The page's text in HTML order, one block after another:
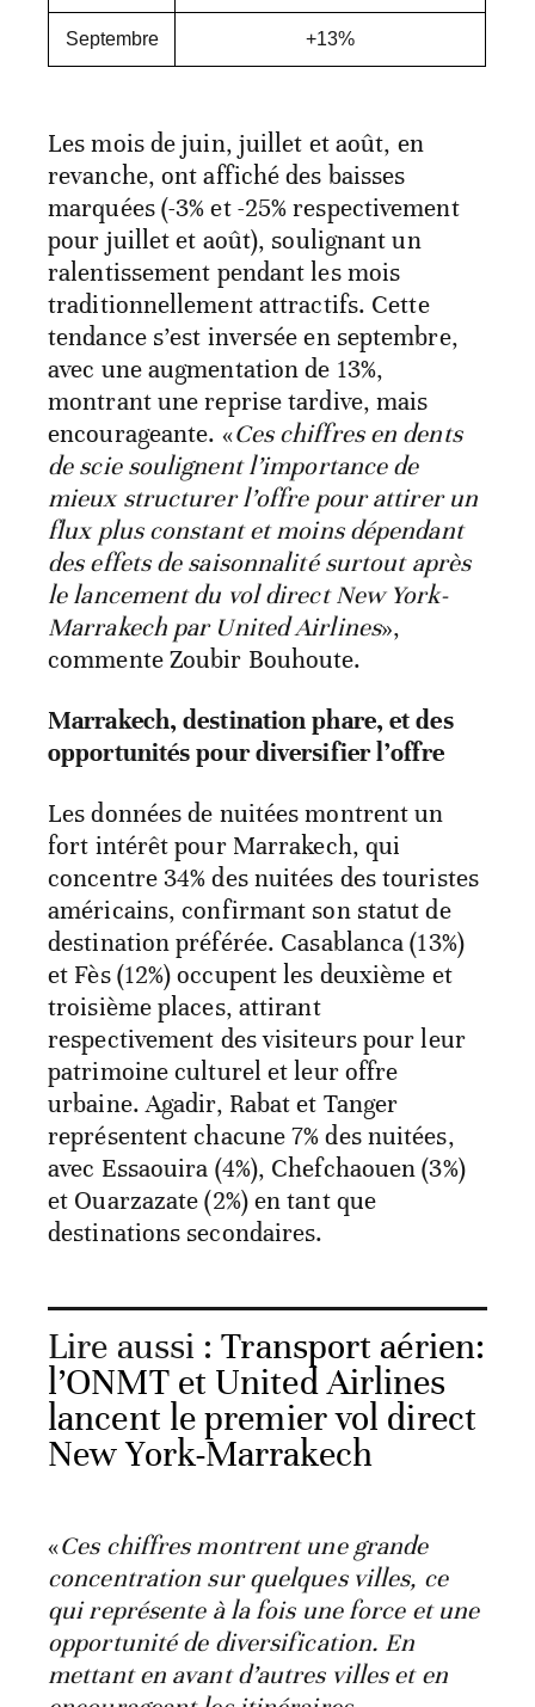
Septembre +13%
Les mois de juin, juillet et août, en
revanche, ont affiché des baisses
marquées (-3% et -25% respectivement
pour juillet et août), soulignant un
ralentissement pendant les mois
traditionnellement attractifs. Cette
tendance s’est inversée en septembre,
avec une augmentation de 13%,
montrant une reprise tardive, mais
encourageante. «Ces chiffres en dents
de scie soulignent l’importance de
mieux structurer l’offre pour attirer un
flux plus constant et moins dépendant
des effets de saisonnalité surtout après
le lancement du vol direct New York-
Marrakech par United Airlines»,
commente Zoubir Bouhoute.
Marrakech, destination phare, et des
opportunités pour diversifier l’offre
Les données de nuitées montrent un
fort intérêt pour Marrakech, qui
concentre 34% des nuitées des touristes
américains, confirmant son statut de
destination préférée. Casablanca (13%)
et Fès (12%) occupent les deuxième et
troisième places, attirant
respectivement des visiteurs pour leur
patrimoine culturel et leur offre
urbaine. Agadir, Rabat et Tanger
représentent chacune 7% des nuitées,
avec Essaouira (4%), Chefchaouen (3%)
et Ouarzazate (2%) en tant que
destinations secondaires.
Lire aussi :Transport aérien:
l’ONMT et United Airlines
lancent le premier vol direct
New York-Marrakech
«Ces chiffres montrent une grande
concentration sur quelques villes, ce
qui représente à la fois une force et une
opportunité de diversification. En
mettant en avant d’autres villes et en